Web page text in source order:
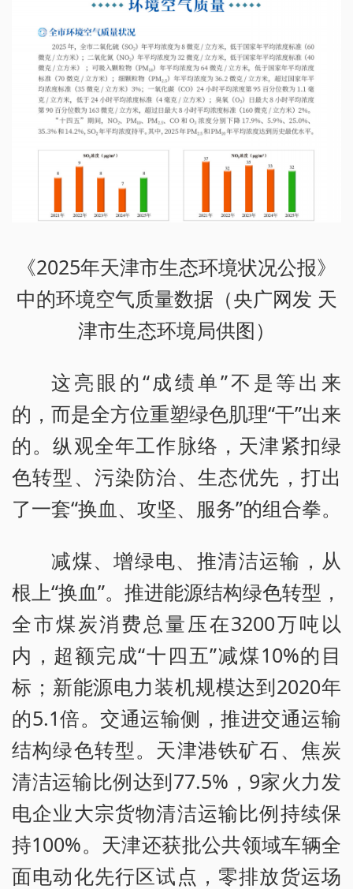
《2025年天津市生态环境状况公报》
中的环境空气质量数据（央广网发 天
津市生态环境局供图）
这亮眼的“成绩单”不是等出来
的，而是全方位重塑绿色肌理“干”出来
的。纵观全年工作脉络，天津紧扣绿
色转型、污染防治、生态优先，打出
了一套“换血、攻坚、服务”的组合拳。
减煤、增绿电、推清洁运输，从
根上“换血”。推进能源结构绿色转型，
全市煤炭消费总量压在3200万吨以
内，超额完成“十四五”减煤10%的目
标；新能源电力装机规模达到2020年
的5.1倍。交通运输侧，推进交通运输
结构绿色转型。天津港铁矿石、焦炭
清洁运输比例达到77.5%，9家火力发
电企业大宗货物清洁运输比例持续保
持100%。天津还获批公共领域车辆全
面电动化先行区试点，零排放货运场